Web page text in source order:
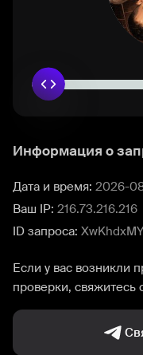
Информация о
Дата и время: 2026-
Ваш IP: 216.73.216.216
ID запроса:
Если у вас возникли
проверки,